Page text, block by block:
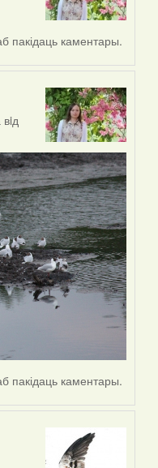
пакідаць каментары.
вiд
пакідаць каментары.